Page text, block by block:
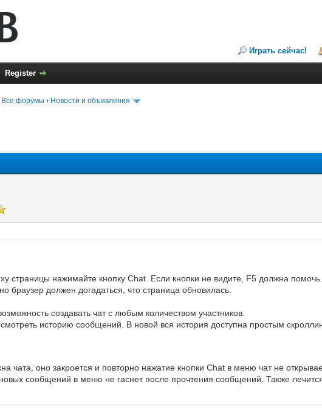
Играть сейчас!
Register
Все форумы › Новости и объявления
страницы нажимайте кнопку Chat. Если кнопки не видите, F5 должна
браузер должен догадаться, что страница обновилась.
создавать чат с любым количеством участников.
историю сообщений. В новой вся история доступна простым
чата, оно закроется и повторно нажатие кнопки Chat в меню чат не
сообщений в меню не гаснет после прочтения сообщений. Также